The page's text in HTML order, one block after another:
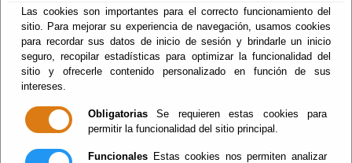
Las cookies son importantes para el correcto funcionamiento del
sitio. Para mejorar su experiencia de navegación, usamos cookies
para recordar sus datos de inicio de sesión y brindarle un inicio
seguro, recopilar estadísticas para optimizar la funcionalidad del
sitio y ofrecerle contenido personalizado en función de sus
intereses.
Obligatorias Se requieren estas cookies para
permitir la funcionalidad del sitio principal.
Funcionales Estas cookies nos permiten analizar
Menú Cultura
Inicio -Cultura y Cine - Objetivos del Área
Objetivos del
Área